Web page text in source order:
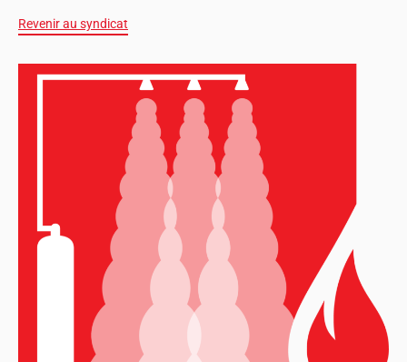
Revenir au syndicat